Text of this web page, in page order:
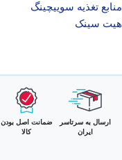
منابع تغذیه سوییچینگ
هیت سینک
ارسال به سرتاسر
ایران
ضمانت اصل بودن
کالا